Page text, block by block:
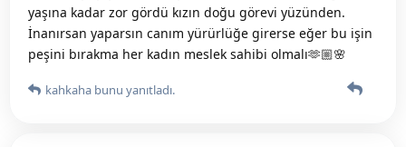
yaşına kadar zor gördü kızın doğu görevi yüzünden.
İnanırsan yaparsın canım yürürlüğe girerse eğer bu işin
peşini bırakma her kadın meslek sahibi olmalı🫶🏼🌸
kahkaha bunu yanıtladı.